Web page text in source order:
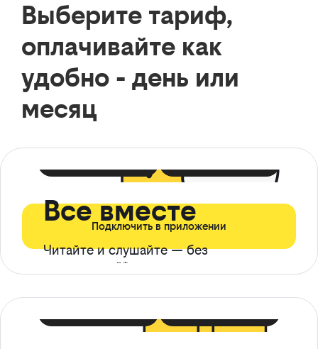
Выберите тариф,
оплачивайте как
удобно - день или
месяц
Все вместе
Читайте и слушайте — без
ограничений*
Подключить в приложении